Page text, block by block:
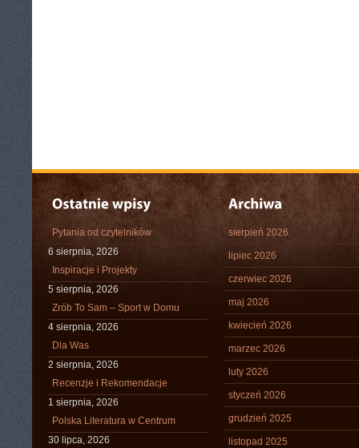
Pytania od czytelników
6 sierpnia, 2026
Inspiracje i Projekty
5 sierpnia, 2026
Zrób To Sam – Sport w Domu
4 sierpnia, 2026
Dla Was
2 sierpnia, 2026
Recenzje i Rekomendacje
1 sierpnia, 2026
Polska Literatura w Centrum
30 lipca, 2026
sierpień 2026
lipiec 2026
czerwiec 2026
maj 2026
kwiecień 2026
marzec 2026
luty 2026
styczeń 2026
grudzień 2025
listopad 2025